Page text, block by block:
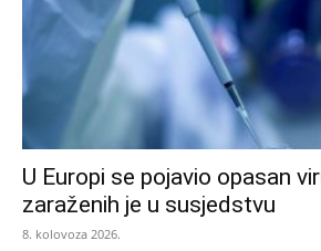
U Europi se pojavio opasan
zaraženih je u susjedstvu
8. kolovoza 2026.